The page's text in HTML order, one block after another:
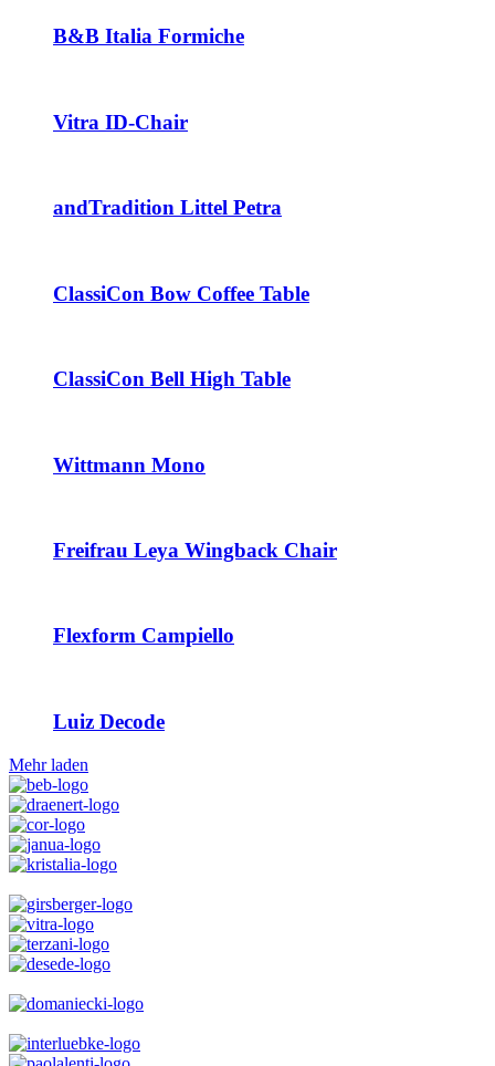
B&B Italia Formiche
Vitra ID-Chair
andTradition Littel Petra
ClassiCon Bow Coffee Table
ClassiCon Bell High Table
Wittmann Mono
Freifrau Leya Wingback Chair
Flexform Campiello
Luiz Decode
Mehr laden